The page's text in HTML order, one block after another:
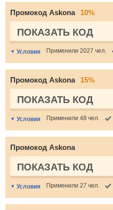
Промокод Askona 10%
ПОКАЗАТЬ КОД
Условия Применили 2027 чел.
Промокод Askona 15%
ПОКАЗАТЬ КОД
Условия Применили 48 чел.
Промокод Askona
ПОКАЗАТЬ КОД
Условия Применили 27 чел.